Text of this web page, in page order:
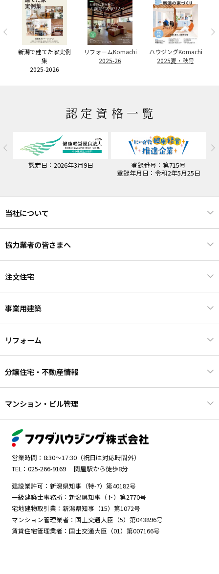
新潟で建てた家実例
集
2025-2026
リフォームKomachi
2025-26
ハウジングKomachi
2025夏・秋号
認定資格一覧
認定日：2026年3月9日
登録番号：第715号
登録年月日：令和2年5月25日
当社について
協力業者の皆さまへ
注文住宅
事業用建築
リフォーム
分譲住宅・不動産情報
マンション・ビル管理
営業時間：8:30～17:30（祝日は対応時間外）
TEL：025-266-9169
関屋駅から徒歩8分
建設業許可：新潟県知事（特-7）第40182号
一級建築士事務所：新潟県知事（ト）第2770号
宅地建物取引業：新潟県知事（15）第1072号
マンション管理業者：国土交通大臣（5）第043896号
賃貸住宅管理業者：国土交通大臣（01）第007166号